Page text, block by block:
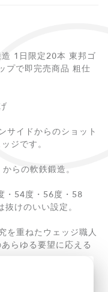
1日限定20本 東邦ゴ
で即完売商品 粗仕
サイドからのショット
ジです。
らの軟鉄鍛造。
・54度・56度・58
けのいい設定。
を重ねたウェッジ職人
らゆる要望に応える